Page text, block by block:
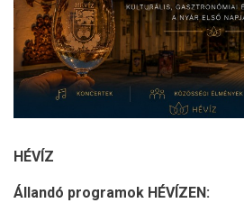
HÉVÍZ
Állandó programok HÉVÍZEN: